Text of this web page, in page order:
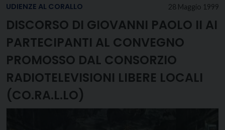
28 Maggio 1999
UDIENZE AL CORALLO
DISCORSO DI GIOVANNI PAOLO II AI
PARTECIPANTI AL CONVEGNO
PROMOSSO DAL CONSORZIO
RADIOTELEVISIONI LIBERE LOCALI
(CO.RA.L.LO)